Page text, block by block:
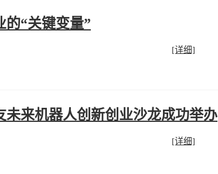
的“关键变量”
[详细]
未来机器人创新创业沙龙成功举办
[详细]